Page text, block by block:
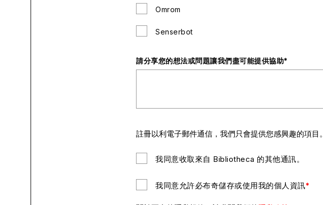
Omrom
Senserbot
請分享您的想法或問題讓我們盡可能提供協助*
註冊以利電子郵件通信，我們只會提供您感興趣的項目。
我同意收取來自 Bibliotheca 的其他通訊。
我同意允許必布奇儲存或使用我的個人資訊*